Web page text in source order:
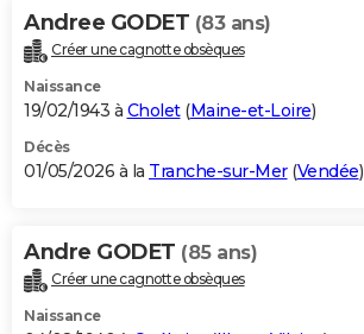
Andree GODET (83 ans)
Créer une cagnotte obsèques
Naissance
19/02/1943 à Cholet(Maine-et-Loire)
Décès
01/05/2026 à la Tranche-sur-Mer(Vendée)
Andre GODET (85 ans)
Créer une cagnotte obsèques
Naissance